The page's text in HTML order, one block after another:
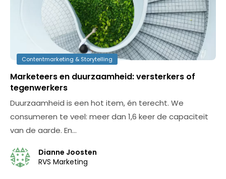
Contentmarketing & Storytelling
Marketeers en duurzaamheid: versterkers of
tegenwerkers
Duurzaamheid is een hot item, én terecht. We
consumeren te veel: meer dan 1,6 keer de capaciteit
van de aarde. En…
Dianne Joosten
RVS Marketing